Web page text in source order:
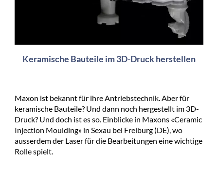
Keramische Bauteile im 3D-Druck herstellen
Maxon ist bekannt für ihre Antriebstechnik. Aber für
keramische Bauteile? Und dann noch hergestellt im 3D-
Druck? Und doch ist es so. Einblicke in Maxons «Ceramic
Injection Moulding» in Sexau bei Freiburg (DE), wo
ausserdem der Laser für die Bearbeitungen eine wichtige
Rolle spielt.